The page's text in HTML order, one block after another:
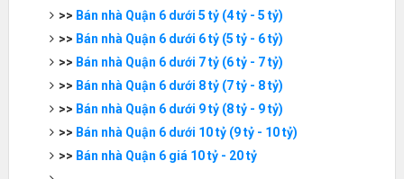
>> Bán nhà Quận 6 dưới 5 tỷ (4 tỷ - 5 tỷ)
>> Bán nhà Quận 6 dưới 6 tỷ (5 tỷ - 6 tỷ)
>> Bán nhà Quận 6 dưới 7 tỷ (6 tỷ - 7 tỷ)
>> Bán nhà Quận 6 dưới 8 tỷ (7 tỷ - 8 tỷ)
>> Bán nhà Quận 6 dưới 9 tỷ (8 tỷ - 9 tỷ)
>> Bán nhà Quận 6 dưới 10 tỷ (9 tỷ - 10 tỷ)
>> Bán nhà Quận 6 giá 10 tỷ - 20 tỷ